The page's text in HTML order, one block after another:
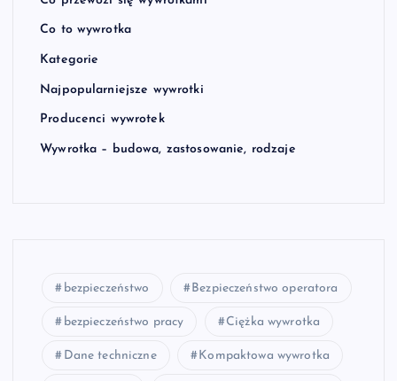
Co to wywrotka
Kategorie
Najpopularniejsze wywrotki
Producenci wywrotek
Wywrotka – budowa, zastosowanie, rodzaje
bezpieczeństwo Bezpieczeństwo operatora
bezpieczeństwo pracy Ciężka wywrotka
Dane techniczne Kompaktowa wywrotka